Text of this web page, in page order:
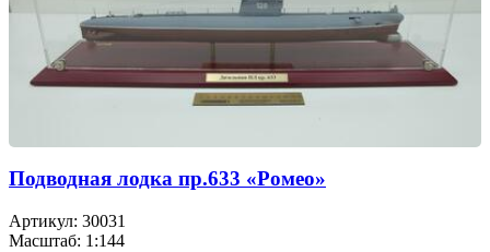
Подводная лодка пр.633 «Ромео»
Артикул: 30031
Масштаб: 1:144